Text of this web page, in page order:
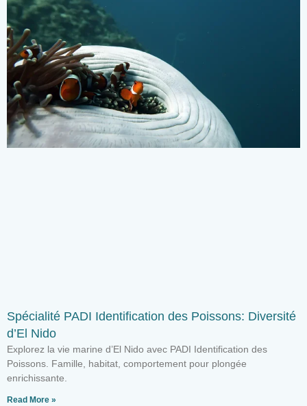
Spécialité PADI Identification des Poissons: Diversité
d’El Nido
Explorez la vie marine d’El Nido avec PADI Identification des
Poissons. Famille, habitat, comportement pour plongée
enrichissante.
Read More »